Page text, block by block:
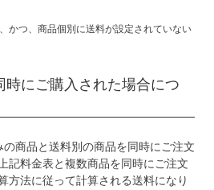
かつ、商品個別に送料が設定されていない
時にご購入された場合につ
商品と送料別の商品を同時にご注文
記料金表と複数商品を同時にご注文
方法に従って計算される送料になり